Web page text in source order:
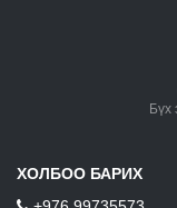
Бүх
ХОЛБОО БАРИХ